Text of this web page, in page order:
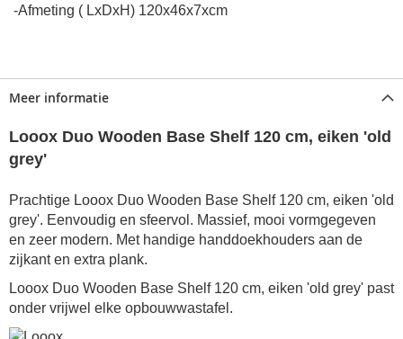
-Afmeting ( LxDxH) 120x46x7xcm
Meer informatie
Looox Duo Wooden Base Shelf 120 cm, eiken 'old
grey'
Prachtige Looox Duo Wooden Base Shelf 120 cm, eiken 'old
grey'. Eenvoudig en sfeervol. Massief, mooi vormgegeven
en zeer modern. Met handige handdoekhouders aan de
zijkant en extra plank.
Looox Duo Wooden Base Shelf 120 cm, eiken 'old grey' past
onder vrijwel elke opbouwwastafel.